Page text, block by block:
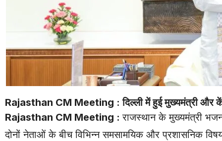
Rajasthan CM Meeting : दिल्ली में हुई मुख्यमंत्री और
Rajasthan CM Meeting :राजस्थान के मुख्यमंत्री
दोनों नेताओं के बीच विभिन्न समसामयिक और प्रशासनिक